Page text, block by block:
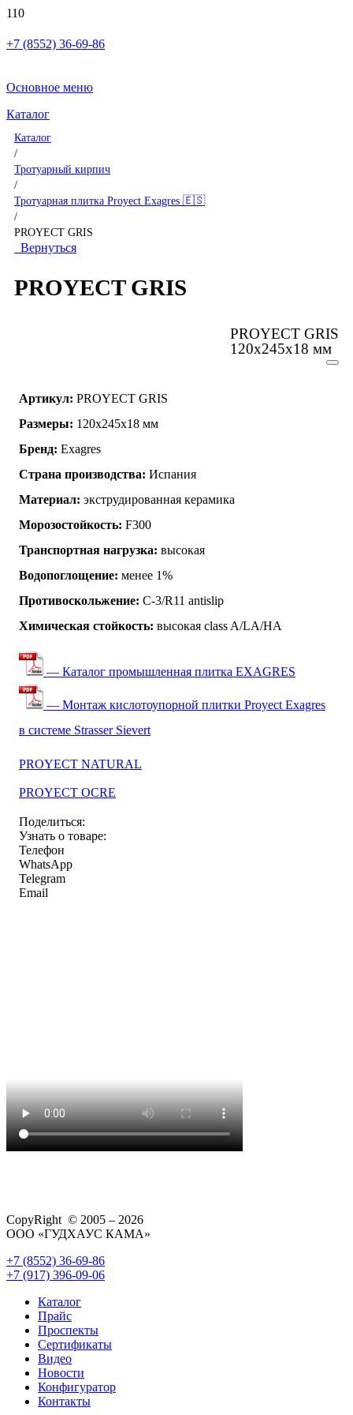
+7 (8552) 36-69-86
Основное меню
Каталог
Каталог
/
Тротуарный кирпич
/
Тротуарная плитка Proyect Exagres 🇪🇸
/
PROYECT GRIS
Вернуться
PROYECT GRIS
PROYECT GRIS
120x245x18 мм
Артикул: PROYECT GRIS
Размеры: 120x245x18 мм
Бренд: Exagres
Страна производства: Испания
Материал: экструдированная керамика
Морозостойкость: F300
Транспортная нагрузка: высокая
Водопоглощение: менее 1%
Противоскольжение: C-3/R11 antislip
Химическая стойкость: высокая class A/LA/HA
— Каталог промышленная плитка EXAGRES
— Монтаж кислотоупорной плитки Proyect Exagres
в системе Strasser Sievert
PROYECT NATURAL
PROYECT OCRE
Поделиться:
Узнать о товаре:
Телефон
WhatsApp
Telegram
Email
CopyRight © 2005 – 2026
ООО «ГУДХАУС КАМА»
+7 (8552) 36-69-86
+7 (917) 396-09-06
Каталог
Прайс
Проспекты
Сертификаты
Видео
Новости
Конфигуратор
Контакты